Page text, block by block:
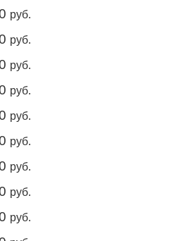
руб.
руб.
руб.
руб.
руб.
руб.
руб.
руб.
руб.